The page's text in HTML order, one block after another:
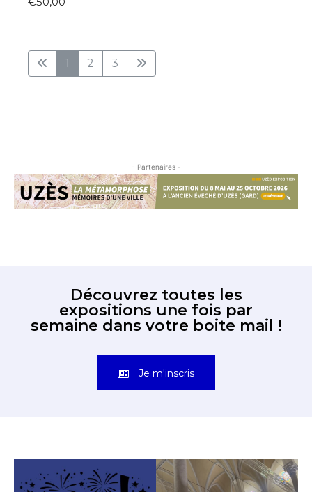
1 2 3
- Partenaires -
Découvrez toutes les
expositions une fois par
semaine dans votre boite mail !
Je m'inscris